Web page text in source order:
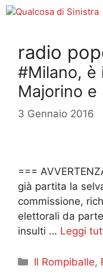
Vai
radio
#Milano, è
Majorino e
3 Gennaio 2016
===
già partita la
commissione,
elettorali da
insulti … Leggi
Categorie
Il Rompiballe,